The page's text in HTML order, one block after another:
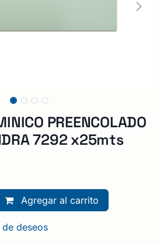
PREENCOLADO
7292 x25mts
Agregar al carrito
deseos